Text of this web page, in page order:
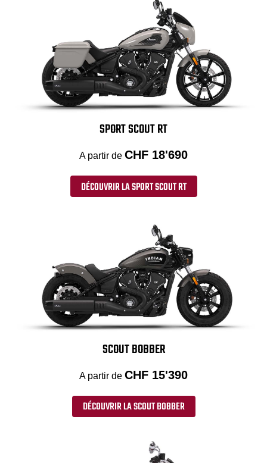
SPORT SCOUT RT
A partir de CHF 18'690
DÉCOUVRIR LA SPORT SCOUT RT
SCOUT BOBBER
A partir de CHF 15'390
DÉCOUVRIR LA SCOUT BOBBER